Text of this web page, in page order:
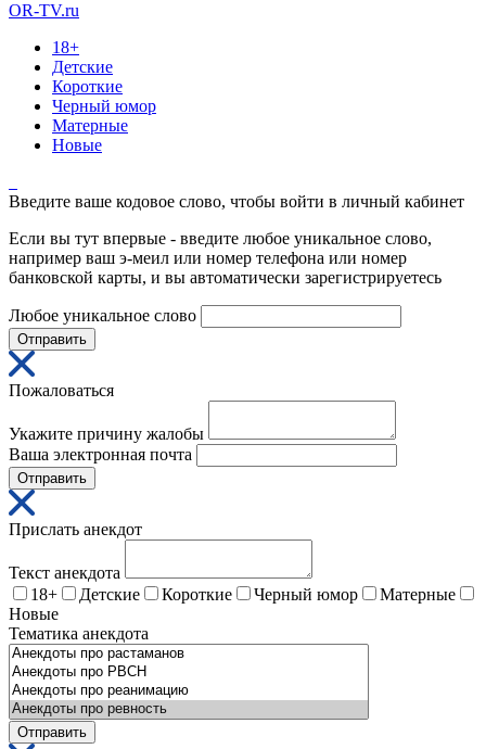
OR-TV.ru
18+
Детские
Короткие
Черный юмор
Матерные
Новые
Введите ваше кодовое слово, чтобы войти в личный кабинет
Если вы тут впервые - введите любое уникальное слово,
например ваш э-меил или номер телефона или номер
банковской карты, и вы автоматически зарегистрируетесь
Любое уникальное слово
Отправить
Пожаловаться
Укажите причину жалобы
Ваша электронная почта
Отправить
Прислать анекдот
Текст анекдота
18+
Детские Короткие Черный юмор
Матерные
Новые
Тематика анекдота
Отправить